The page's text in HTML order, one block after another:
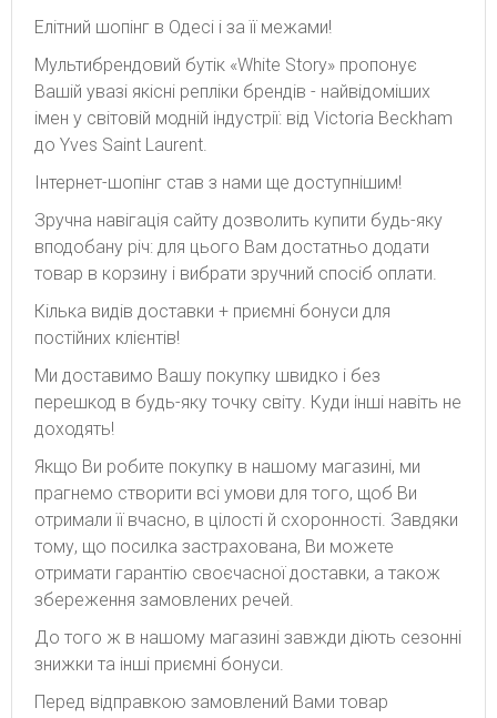
Елітний шопінг в Одесі і за її межами!
Мультибрендовий бутік «White Story» пропонує
Вашій увазі якісні репліки брендів - найвідоміших
імен у світовій модній індустрії: від Victoria Beckham
до Yves Saint Laurent.
Інтернет-шопінг став з нами ще доступнішим!
Зручна навігація сайту дозволить купити будь-яку
вподобану річ: для цього Вам достатньо додати
товар в корзину і вибрати зручний спосіб оплати.
Кілька видів доставки + приємні бонуси для
постійних клієнтів!
Ми доставимо Вашу покупку швидко і без
перешкод в будь-яку точку світу. Куди інші навіть не
доходять!
Якщо Ви робите покупку в нашому магазині, ми
прагнемо створити всі умови для того, щоб Ви
отримали її вчасно, в цілості й схоронності. Завдяки
тому, що посилка застрахована, Ви можете
отримати гарантію своєчасної доставки, а також
збереження замовлених речей.
До того ж в нашому магазині завжди діють сезонні
знижки та інші приємні бонуси.
Перед відправкою замовлений Вами товар